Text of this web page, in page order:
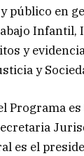
público en
Infantil,
y
y
Programa
es el